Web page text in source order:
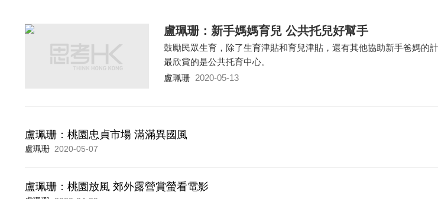
盧珮珊：新手媽媽育兒 公共托兒好幫手
鼓勵民眾生育，除了生育津貼和育兒津貼，還有其他協助新手爸媽的
最欣賞的是公共托育中心。
盧珮珊 2020-05-13
盧珮珊：桃園忠貞市場 滿滿異國風
盧珮珊 2020-05-07
盧珮珊：桃園放風 郊外露營賞螢看電影